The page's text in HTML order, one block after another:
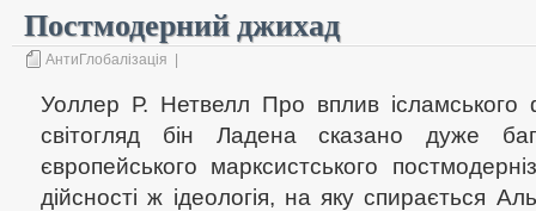
Постмодерний джихад
АнтиГлобалізація
Уоллер Р. Нетвелл Про вплив ісламського
світогляд бін Ладена сказано дуже
європейського марксистського
дійсності ж ідеологія, на яку спирається